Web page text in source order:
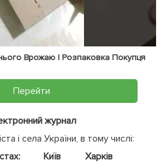
Врожаю | Розпаковка Покупця
Перейти
журнал
і села України, в тому числі:
Київ
Харків